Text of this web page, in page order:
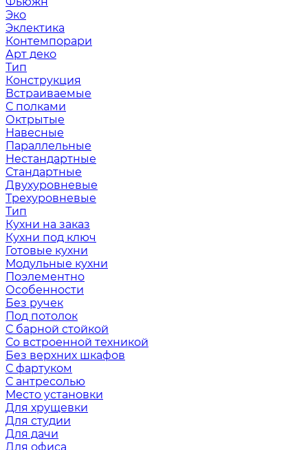
Эко
Эклектика
Контемпорари
Арт деко
Тип
Конструкция
Встраиваемые
С полками
Октрытые
Навесные
Параллельные
Нестандартные
Стандартные
Двухуровневые
Трехуровневые
Тип
Кухни на заказ
Кухни под ключ
Готовые кухни
Модульные кухни
Поэлементно
Особенности
Без ручек
Под потолок
С барной стойкой
Со встроенной техникой
Без верхних шкафов
С фартуком
С антресолью
Место установки
Для хрущевки
Для студии
Для дачи
Для офиса